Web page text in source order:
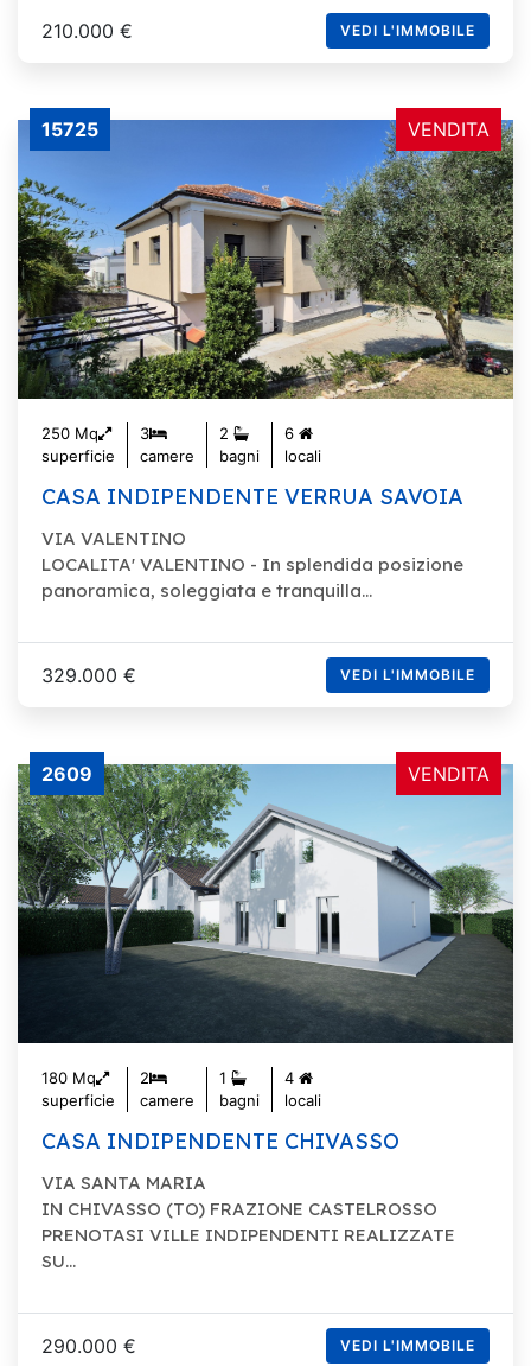
210.000 € VEDI L'IMMOBILE
VENDITA
15725
250 Mq
superficie
3
camere
2
bagni
6
locali
CASA INDIPENDENTE VERRUA SAVOIA
VIA VALENTINO
LOCALITA' VALENTINO - In splendida posizione
panoramica, soleggiata e tranquilla...
329.000 € VEDI L'IMMOBILE
VENDITA
2609
180 Mq
superficie
2
camere
1
bagni
4
locali
CASA INDIPENDENTE CHIVASSO
VIA SANTA MARIA
IN CHIVASSO (TO) FRAZIONE CASTELROSSO
PRENOTASI VILLE INDIPENDENTI REALIZZATE
SU...
290.000 € VEDI L'IMMOBILE